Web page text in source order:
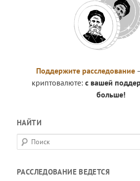
Поддержите расследование
криптовалюте: с вашей
больше!
НАЙТИ
П
о
с
РАССЛЕДОВАНИЕ ВЕДЕТСЯ